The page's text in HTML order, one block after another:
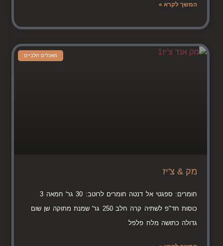
המשך לקרא »
מאכלים חלביים
מק & צ'יז
חומרים: ספגטי אל דנטה חומרים לרוטב: 30 גר' חמאה 3
כוסות חד"פ לשתיה קרה חלב 250 גר' שמנת מתוקה שן שום
גדולה כתושה מלח פלפל